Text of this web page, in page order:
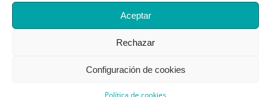
Aceptar
Rechazar
Configuración de cookies
Política de cookies
@ Asapme| All Rights Reserved | Desarrollo:Centro Cálculo Bosco